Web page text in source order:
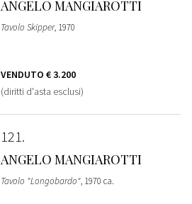
ANGELO MANGIAROTTI
Tavolo Skipper, 1970
VENDUTO € 3.200
(diritti d'asta esclusi)
121
ANGELO MANGIAROTTI
Tavolo "Longobardo", 1970 ca.